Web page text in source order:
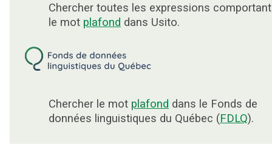
Chercher toutes les expressions comportant
le mot plafond dans Usito.
Chercher le mot plafond dans le Fonds de
données linguistiques du Québec (FDLQ).